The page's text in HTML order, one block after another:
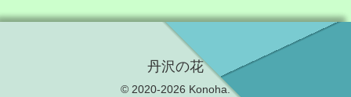
丹沢の花
© 2020-2026 Konoha.